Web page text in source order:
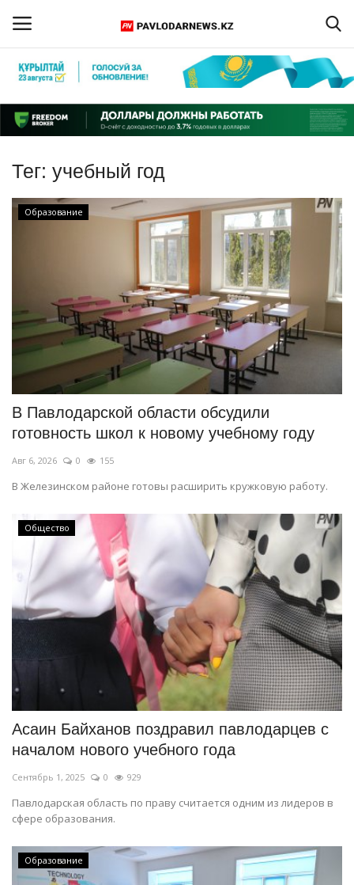
Регистрация
Главная
Обратная связь
ПАВЛОДАРСКАЯ ОБЛАСТЬ
СПЕЦПРОЕКТЫ
СПОРТ
Чек-лист
РАЗВЛЕЧЕНИЯ
Курултай
Язык
Қазақша Русский
Тег: учебный год
Образование
В Павлодарской области обсудили
готовность школ к новому учебному году
Авг 6, 2026 0 155
В Железинском районе готовы расширить кружковую работу.
Общество
Асаин Байханов поздравил павлодарцев с
началом нового учебного года
Сентябрь 1, 2025 0 929
Павлодарская область по праву считается одним из лидеров в
сфере образования.
Образование